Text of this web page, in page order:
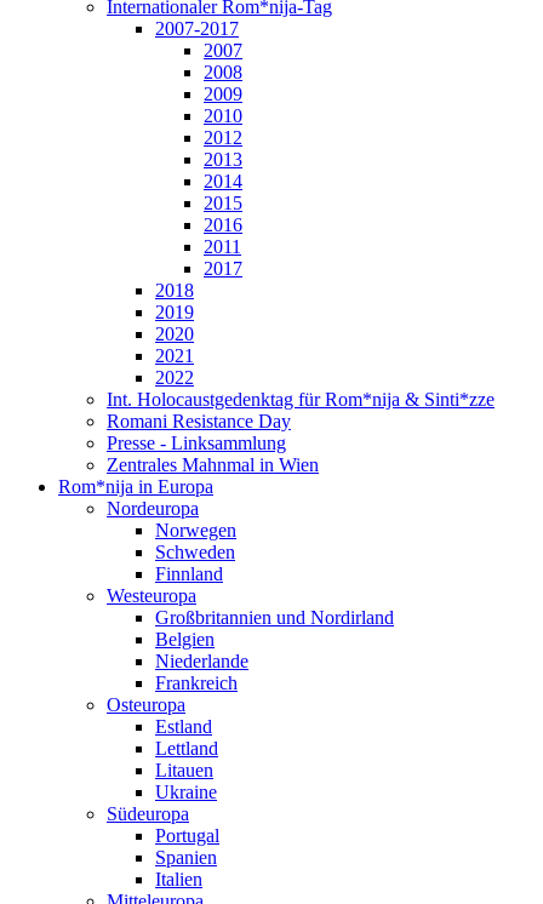
Internationaler Rom*nija-Tag
2007-2017
2007
2008
2009
2010
2012
2013
2014
2015
2016
2011
2017
2018
2019
2020
2021
2022
Int. Holocaustgedenktag für Rom*nija & Sinti*zze
Romani Resistance Day
Presse - Linksammlung
Zentrales Mahnmal in Wien
Rom*nija in Europa
Nordeuropa
Norwegen
Schweden
Finnland
Westeuropa
Großbritannien und Nordirland
Belgien
Niederlande
Frankreich
Osteuropa
Estland
Lettland
Litauen
Ukraine
Südeuropa
Portugal
Spanien
Italien